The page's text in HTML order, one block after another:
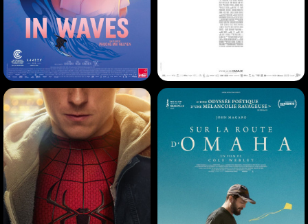
IN WAVES
Animation |
01h31
LA BATAILLE DE GAULLE -
PARTIE 2 : J'ÉCRIS TON
NOM
Histoire |02h37